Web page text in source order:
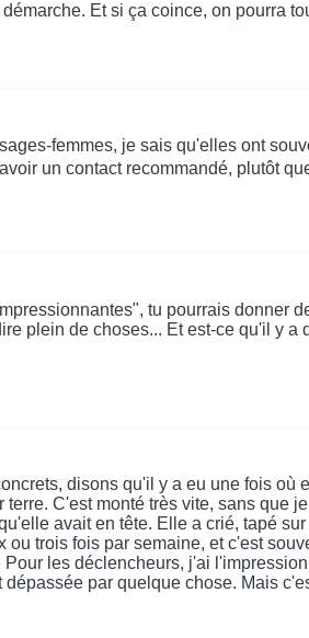
Et si ça coince, on pourra
femmes, je sais qu'elles ont
un contact recommandé, plutôt
tu pourrais donner
plein de choses... Et est-ce qu'il y
disons qu'il y a eu une fois
C'est monté très vite, sans que
avait en tête. Elle a crié, tapé
trois fois par semaine, et c'est
les déclencheurs, j'ai
par quelque chose. Mais